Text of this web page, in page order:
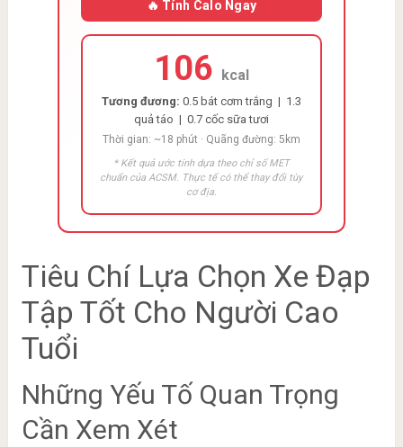
🔥 Tính Calo Ngay
106 kcal
Tương đương: 0.5 bát cơm trắng | 1.3
quả táo | 0.7 cốc sữa tươi
Thời gian: ~18 phút · Quãng đường: 5km
* Kết quả ước tính dựa theo chỉ số MET
chuẩn của ACSM. Thực tế có thể thay đổi tùy
cơ địa.
Tiêu Chí Lựa Chọn Xe Đạp
Tập Tốt Cho Người Cao
Tuổi
Những Yếu Tố Quan Trọng
Cần Xem Xét